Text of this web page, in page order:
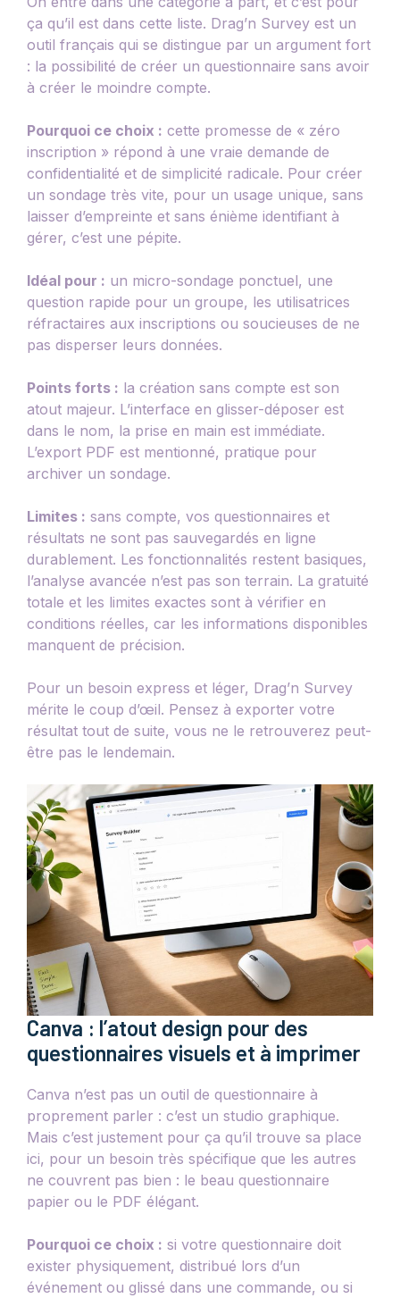
ça qu’il est dans cette liste. Drag’n Survey est un
outil français qui se distingue par un argument fort
: la possibilité de créer un questionnaire sans avoir
à créer le moindre compte.
Pourquoi ce choix : cette promesse de « zéro
inscription » répond à une vraie demande de
confidentialité et de simplicité radicale. Pour créer
un sondage très vite, pour un usage unique, sans
laisser d’empreinte et sans énième identifiant à
gérer, c’est une pépite.
Idéal pour : un micro-sondage ponctuel, une
question rapide pour un groupe, les utilisatrices
réfractaires aux inscriptions ou soucieuses de ne
pas disperser leurs données.
Points forts : la création sans compte est son
atout majeur. L’interface en glisser-déposer est
dans le nom, la prise en main est immédiate.
L’export PDF est mentionné, pratique pour
archiver un sondage.
Limites : sans compte, vos questionnaires et
résultats ne sont pas sauvegardés en ligne
durablement. Les fonctionnalités restent basiques,
l’analyse avancée n’est pas son terrain. La gratuité
totale et les limites exactes sont à vérifier en
conditions réelles, car les informations disponibles
manquent de précision.
Pour un besoin express et léger, Drag’n Survey
mérite le coup d’œil. Pensez à exporter votre
résultat tout de suite, vous ne le retrouverez peut-
être pas le lendemain.
Canva : l’atout design pour des
questionnaires visuels et à imprimer
Canva n’est pas un outil de questionnaire à
proprement parler : c’est un studio graphique.
Mais c’est justement pour ça qu’il trouve sa place
ici, pour un besoin très spécifique que les autres
ne couvrent pas bien : le beau questionnaire
papier ou le PDF élégant.
Pourquoi ce choix : si votre questionnaire doit
exister physiquement, distribué lors d’un
événement ou glissé dans une commande, ou si